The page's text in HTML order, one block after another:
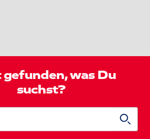
gefunden, was Du
suchst?